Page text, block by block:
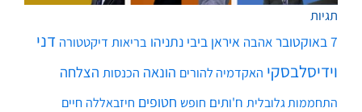
תגיות
7 באוקטובר אהבה איראן ביבי נתניהו בריאות דיקטטורה דני
וידיסלבסקי האקדמיה להורים הונאה הכנסות הצלחה
התחממות גלובלית ח'ותים חופש חטופים חיזבאללה חיים